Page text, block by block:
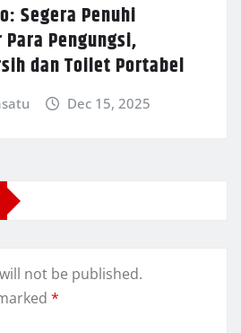
Segera Penuhi
Pengungsi,
dan Toilet Portabel
Dec 15, 2025
not be published.
*